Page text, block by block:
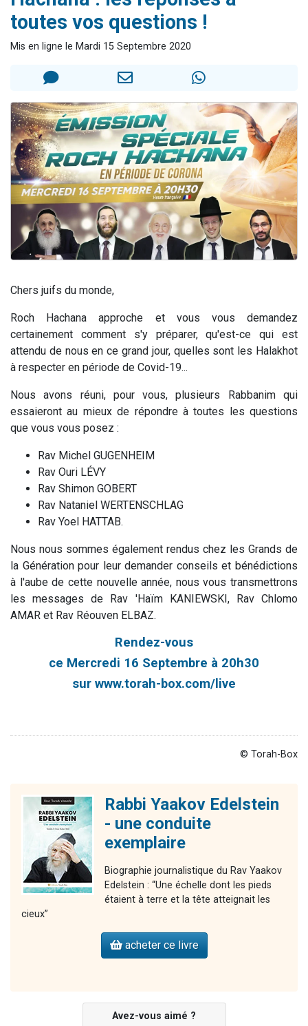
Ariel vient de donner son Maasser
Il reste 49 places pour étudier en groupe sur Zoom
toutes vos questions !
Mis en ligne le Mardi 15 Septembre 2020
Chers juifs du monde,
Roch Hachana approche et vous vous demandez
certainement comment s'y préparer, qu'est-ce qui est
attendu de nous en ce grand jour, quelles sont les Halakhot
à respecter en période de Covid-19...
Nous avons réuni, pour vous, plusieurs Rabbanim qui
essaieront au mieux de répondre à toutes les questions
que vous vous posez :
Rav Michel GUGENHEIM
Rav Ouri LÉVY
Rav Shimon GOBERT
Rav Nataniel WERTENSCHLAG
Rav Yoel HATTAB.
Nous nous sommes également rendus chez les Grands de
la Génération pour leur demander conseils et bénédictions
à l'aube de cette nouvelle année, nous vous transmettrons
les messages de Rav 'Haïm KANIEWSKI, Rav Chlomo
AMAR et Rav Réouven ELBAZ.
Rendez-vous
ce Mercredi 16 Septembre à 20h30
sur www.torah-box.com/live
© Torah-Box
Rabbi Yaakov Edelstein
- une conduite
exemplaire
Biographie journalistique du Rav Yaakov
Edelstein : “Une échelle dont les pieds
étaient à terre et la tête atteignait les
cieux”
acheter ce livre
Avez-vous aimé ?